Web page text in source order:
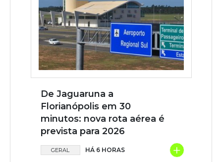
De Jaguaruna a
Florianópolis em 30
minutos: nova rota aérea é
prevista para 2026
GERAL HÁ 6 HORAS +